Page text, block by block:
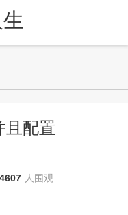
且配置
4607 人围观